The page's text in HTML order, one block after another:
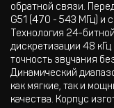
обратной связи.
G51 (470 - 543 МГц) и
Технология 24-
дискретизации 48
точность звучания
Динамический
как мягкие, так и
качества. Корпус